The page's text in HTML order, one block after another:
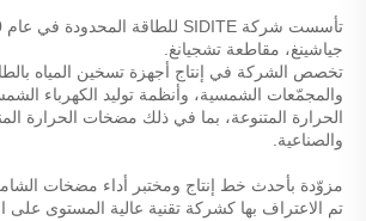
جياشينغ، مقاطعة تشجيانغ.
والصناعية.